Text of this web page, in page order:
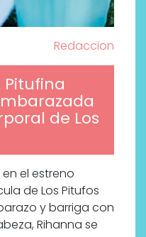
Redaccion
Pitufina
de Los
el estreno
de Los Pitufos
y barriga con
Rihanna se